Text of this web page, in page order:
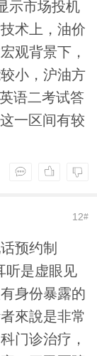
示市场投机
术上，油价
观背景下，
小，沪油方
语二考试答
一区间有较
12#
预约制
听是虚眼见
身份暴露的
來說是非常
门诊治疗，